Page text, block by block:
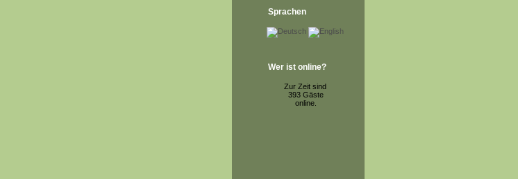
Sprachen
Wer ist online?
Zur Zeit sind
393 Gäste
online.